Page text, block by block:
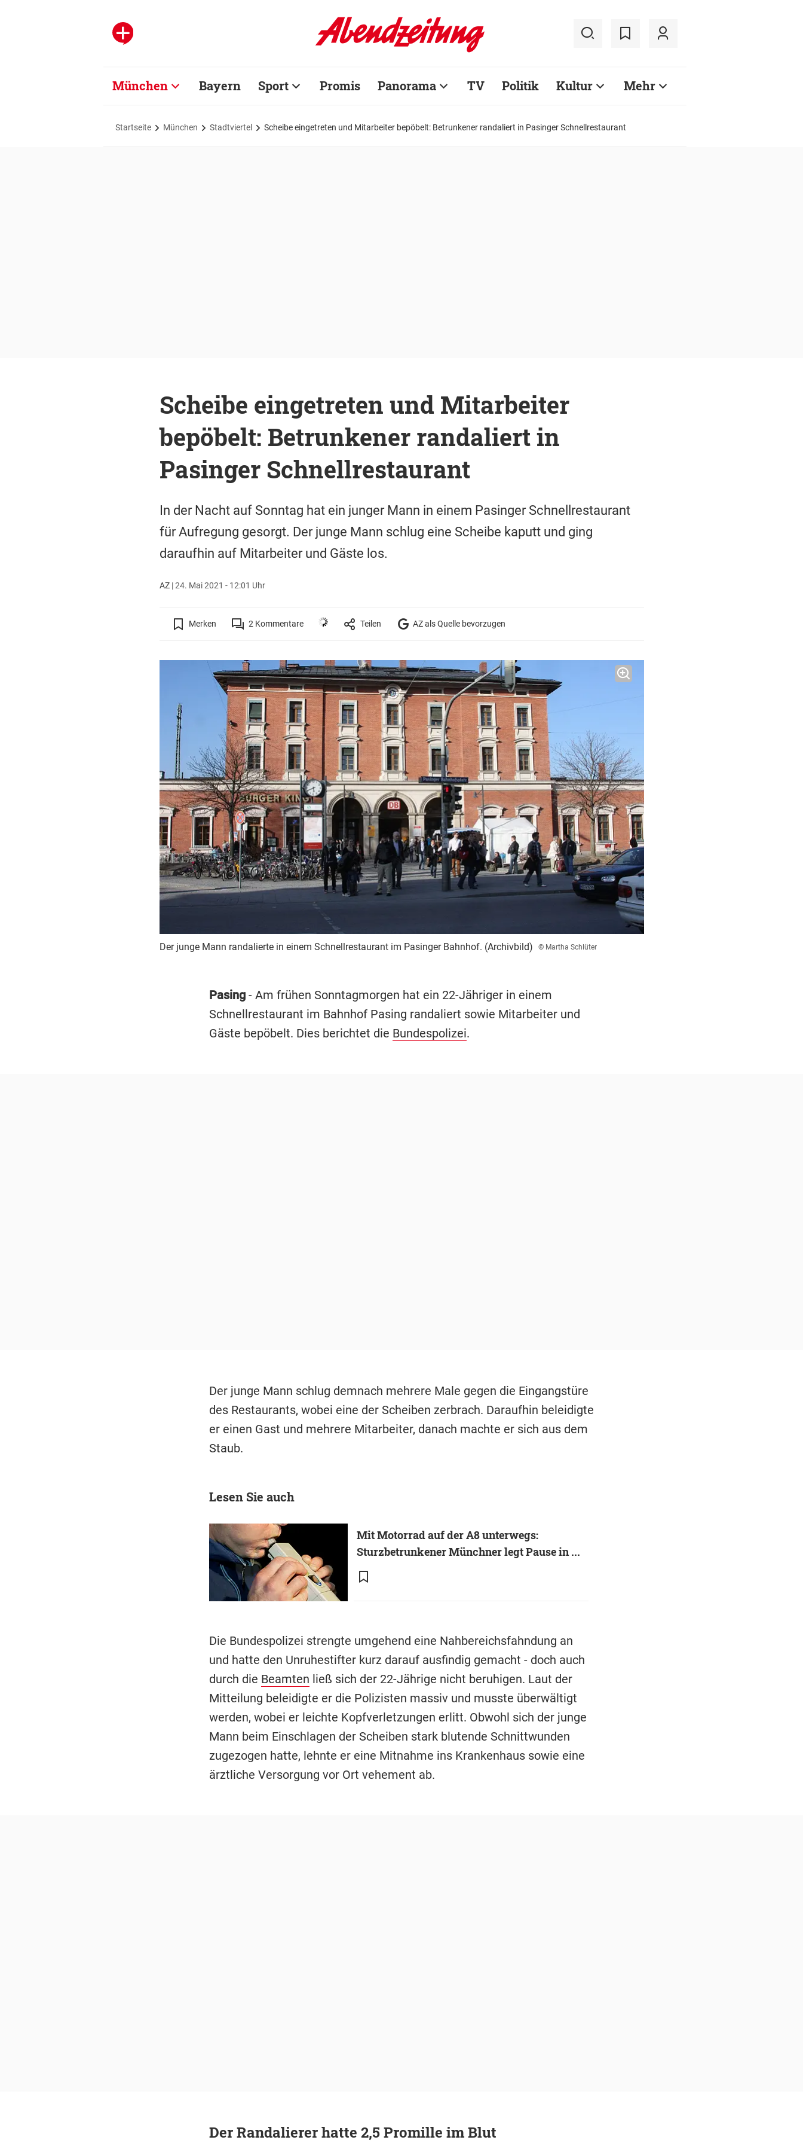
München Bayern Sport Promis Panorama TV Politik Kultur Mehr
Startseite München Stadtviertel Scheibe eingetreten und Mitarbeiter bepöbelt: Betrunkener randaliert in Pasinger Schnellrestaurant
Scheibe eingetreten und Mitarbeiter
bepöbelt: Betrunkener randaliert in
Pasinger Schnellrestaurant
In der Nacht auf Sonntag hat ein junger Mann in einem Pasinger Schnellrestaurant
für Aufregung gesorgt. Der junge Mann schlug eine Scheibe kaputt und ging
daraufhin auf Mitarbeiter und Gäste los.
AZ|24. Mai 2021 - 12:01 Uhr
Merken 2 Kommentare Teilen AZ als Quelle bevorzugen
Der junge Mann randalierte in einem Schnellrestaurant im Pasinger Bahnhof. (Archivbild) © Martha Schlüter
Pasing- Am frühen Sonntagmorgen hat ein 22-Jähriger in einem
Schnellrestaurant im Bahnhof Pasing randaliert sowie Mitarbeiter und
Gäste bepöbelt. Dies berichtet die Bundespolizei.
Der junge Mann schlug demnach mehrere Male gegen die Eingangstüre
des Restaurants, wobei eine der Scheiben zerbrach. Daraufhin beleidigte
er einen Gast und mehrere Mitarbeiter, danach machte er sich aus dem
Staub.
Lesen Sie auch
Mit Motorrad auf der A8 unterwegs:
Sturzbetrunkener Münchner legt Pause in ...
Die Bundespolizei strengte umgehend eine Nahbereichsfahndung an
und hatte den Unruhestifter kurz darauf ausfindig gemacht - doch auch
durch die Beamten ließ sich der 22-Jährige nicht beruhigen. Laut der
Mitteilung beleidigte er die Polizisten massiv und musste überwältigt
werden, wobei er leichte Kopfverletzungen erlitt. Obwohl sich der junge
Mann beim Einschlagen der Scheiben stark blutende Schnittwunden
zugezogen hatte, lehnte er eine Mitnahme ins Krankenhaus sowie eine
ärztliche Versorgung vor Ort vehement ab.
Der Randalierer hatte 2,5 Promille im Blut